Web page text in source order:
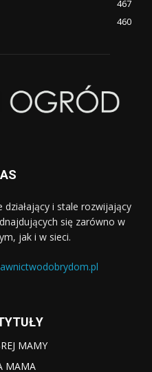
467
460
i stale rozwijający
się zarówno w
jak i w sieci.
MAMY
MAMA